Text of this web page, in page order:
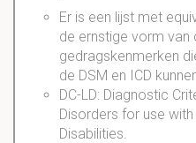
Er is een lijst met
de ernstige vorm van
gedragskenmerken
de DSM en ICD
DC-LD: Diagnostic
Disorders for use
Disabilities.